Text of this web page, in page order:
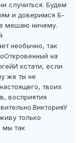
случиться. Будем
и доверимся Б-
мешаю ничему.
необычно, так
Откровенный на
И кстати, если
же ты не
твоих
восприятия
ВикторияУ
только
мы так